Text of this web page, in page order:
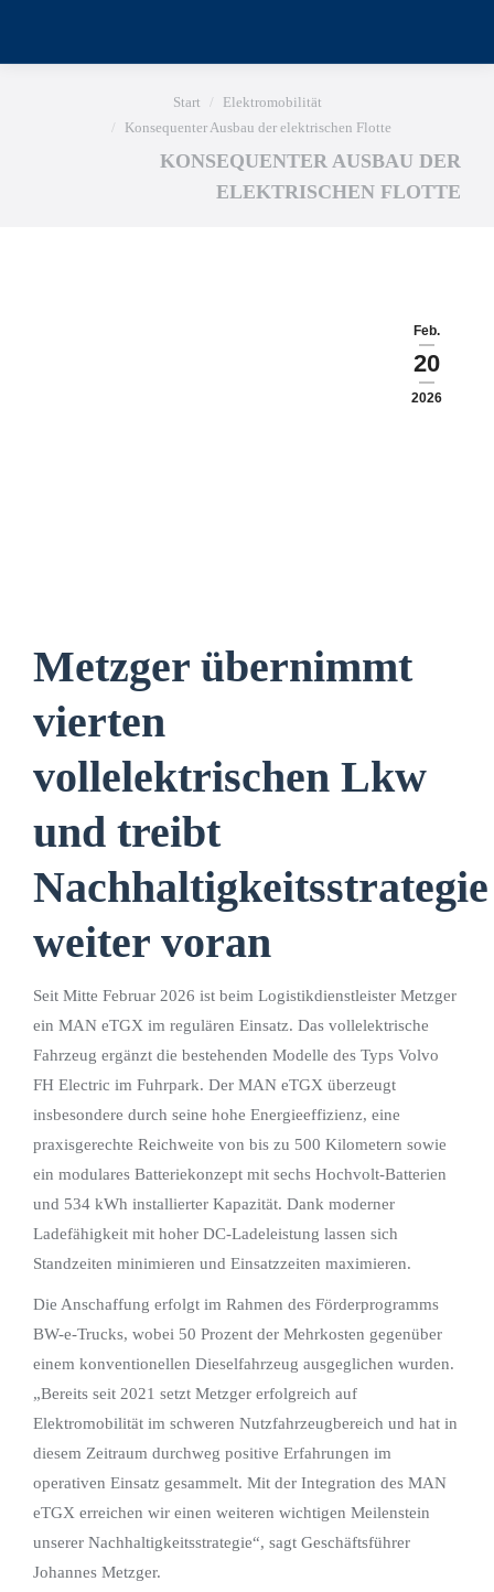
Sie befinden sich hier:Start
Elektromobilität
Konsequenter Ausbau der elektrischen Flotte
KONSEQUENTER AUSBAU DER
ELEKTRISCHEN FLOTTE
Feb.
20
2026
Metzger übernimmt
vierten
vollelektrischen Lkw
und treibt
Nachhaltigkeitsstrategie
weiter voran
Seit Mitte Februar 2026 ist beim Logistikdienstleister Metzger
ein MAN eTGX im regulären Einsatz. Das vollelektrische
Fahrzeug ergänzt die bestehenden Modelle des Typs Volvo
FH Electric im Fuhrpark. Der MAN eTGX überzeugt
insbesondere durch seine hohe Energieeffizienz, eine
praxisgerechte Reichweite von bis zu 500 Kilometern sowie
ein modulares Batteriekonzept mit sechs Hochvolt-Batterien
und 534 kWh installierter Kapazität. Dank moderner
Ladefähigkeit mit hoher DC-Ladeleistung lassen sich
Standzeiten minimieren und Einsatzzeiten maximieren.
Die Anschaffung erfolgt im Rahmen des Förderprogramms
BW-e-Trucks, wobei 50 Prozent der Mehrkosten gegenüber
einem konventionellen Dieselfahrzeug ausgeglichen wurden.
„Bereits seit 2021 setzt Metzger erfolgreich auf
Elektromobilität im schweren Nutzfahrzeugbereich und hat in
diesem Zeitraum durchweg positive Erfahrungen im
operativen Einsatz gesammelt. Mit der Integration des MAN
eTGX erreichen wir einen weiteren wichtigen Meilenstein
unserer Nachhaltigkeitsstrategie“, sagt Geschäftsführer
Johannes Metzger.